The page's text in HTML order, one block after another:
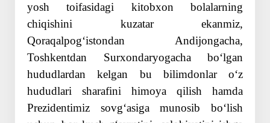
yosh toifasidagi kitobxon bolalarning
chiqishini kuzatar ekanmiz,
Qoraqalpogʻistondan Andijongacha,
Toshkentdan Surxondaryogacha boʻlgan
hududlardan kelgan bu bilimdonlar oʻz
hududlari sharafini himoya qilish hamda
Prezidentimiz sovgʻasiga munosib boʻlish